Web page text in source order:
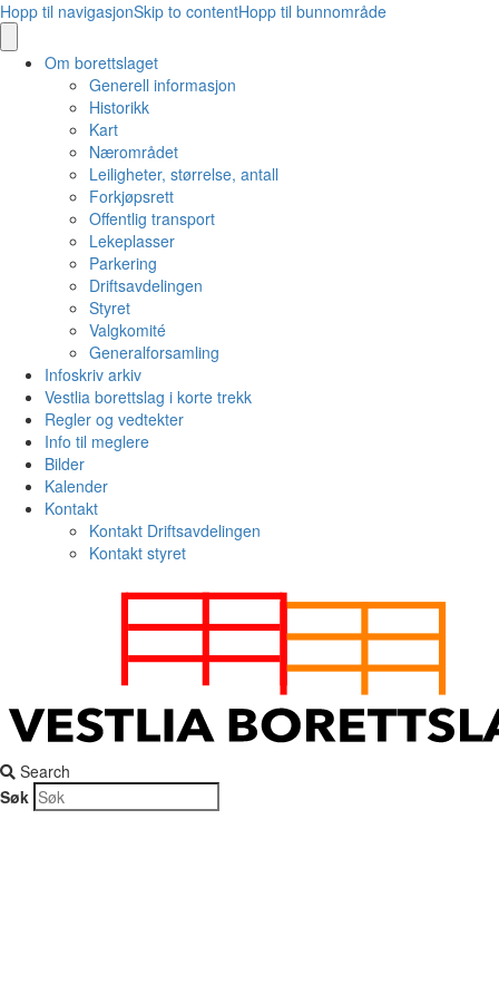
Hopp til navigasjonSkip to contentHopp til bunnområde
Om borettslaget
Generell informasjon
Historikk
Kart
Nærområdet
Leiligheter, størrelse, antall
Forkjøpsrett
Offentlig transport
Lekeplasser
Parkering
Driftsavdelingen
Styret
Valgkomité
Generalforsamling
Infoskriv arkiv
Vestlia borettslag i korte trekk
Regler og vedtekter
Info til meglere
Bilder
Kalender
Kontakt
Kontakt Driftsavdelingen
Kontakt styret
Search
Søk